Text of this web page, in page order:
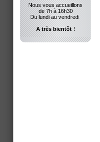
Nous vous accueillons
de 7h à 16h30
Du lundi au vendredi.
A très bientôt !